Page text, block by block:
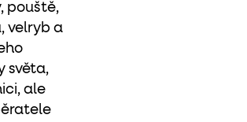
pouště,
velryb a
světa,
ale